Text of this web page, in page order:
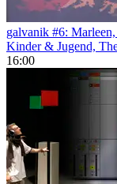
galvanik #6:
Kinder & Jugend,
16:00